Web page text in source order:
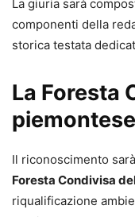
La giuria sarà
componenti della
storica testata
La Foresta
piemontese
Il riconoscimento
Foresta Condivisa
riqualificazione